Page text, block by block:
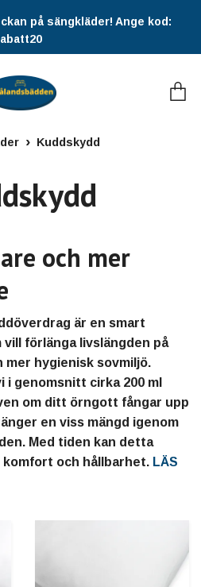
på sängkläder! Ange kod:
Kuddskydd
och mer
är en smart
förlänga livslängden på
mer hygienisk sovmiljö.
genomsnitt cirka 200 ml
om ditt örngott fångar upp
en viss mängd igenom
Med tiden kan detta
komfort och hållbarhet. LÄS